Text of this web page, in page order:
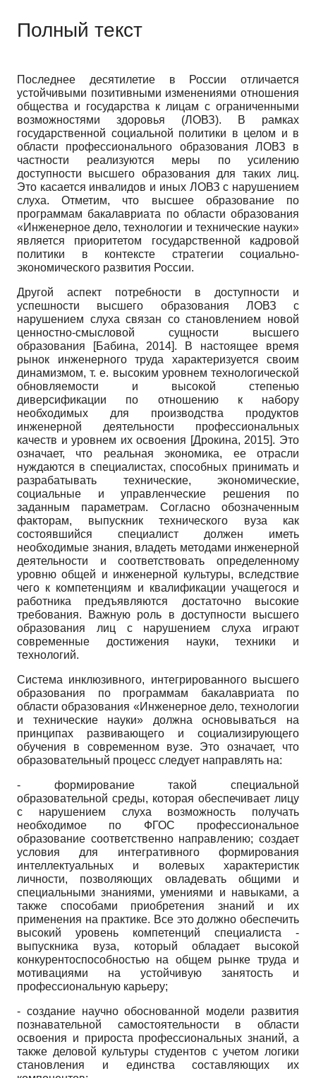
Полный текст
Последнее десятилетие в России отличается
устойчивыми позитивными изменениями отношения
общества и государства к лицам с ограниченными
возможностями здоровья (ЛОВЗ). В рамках
государственной социальной политики в целом и в
области профессионального образования ЛОВЗ в
частности реализуются меры по усилению
доступности высшего образования для таких лиц.
Это касается инвалидов и иных ЛОВЗ с нарушением
слуха. Отметим, что высшее образование по
программам бакалавриата по области образования
«Инженерное дело, технологии и технические науки»
является приоритетом государственной кадровой
политики в контексте стратегии социально-
экономического развития России.
Другой аспект потребности в доступности и
успешности высшего образования ЛОВЗ с
нарушением слуха связан со становлением новой
ценностно-смысловой сущности высшего
образования
[Бабина, 2014]. В настоящее время
рынок инженерного труда характеризуется своим
динамизмом, т. е. высоким уровнем технологической
обновляемости и высокой степенью
диверсификации по отношению к набору
необходимых для производства продуктов
инженерной деятельности профессиональных
качеств и уровнем их освоения [Дрокина, 2015]. Это
означает, что реальная экономика, ее отрасли
нуждаются в специалистах, способных принимать и
разрабатывать технические, экономические,
социальные и управленческие решения по
заданным параметрам. Согласно обозначенным
факторам, выпускник технического вуза как
состоявшийся специалист должен иметь
необходимые знания, владеть методами инженерной
деятельности и соответствовать определенному
уровню общей и инженерной культуры, вследствие
чего к компе­тенциям и квалификации учащегося и
работника предъявляются достаточно высокие
требования. Важную роль в доступности высшего
образования лиц с нарушением слуха играют
современные достижения науки, техники и
технологий.
Система инклюзивного, интегрированного высшего
образования по программам бакалавриата по
области образования «Инженерное дело, технологии
и технические науки» должна основываться на
принципах развивающего и социализирующего
обучения в современном вузе. Это означает, что
образовательный процесс следует направлять на:
- формирование такой специальной
образовательной среды, которая обеспечивает лицу
с нарушением слуха возможность получать
необходимое по ФГОС профессиональное
образование соответственно направлению; создает
условия для интегративного формирования
интеллектуальных и волевых характеристик
личности, позволяющих овладевать общими и
специальными знаниями, умениями и навыками, а
также способами приобретения знаний и их
применения на практике. Все это должно обеспечить
высокий уровень компетенций специалиста -
выпускника вуза, который обладает высокой
конкурентоспособностью на общем рынке труда и
мотивациями на устойчивую занятость и
профессиональную карьеру;
- создание научно обоснованной модели развития
познавательной самостоятельности в области
освоения и прироста профессиональных знаний, а
также деловой культуры студентов с учетом логики
становления и единства составляющих их